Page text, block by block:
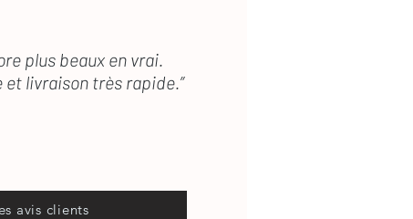
plus beaux en vrai.
et livraison très rapide.”
avis clients